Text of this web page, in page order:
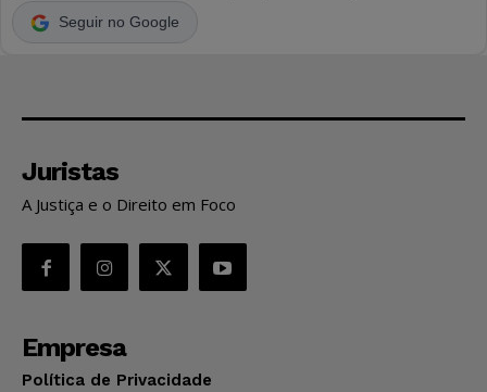
Seguir no Google
Juristas
A Justiça e o Direito em Foco
Empresa
Política de Privacidade